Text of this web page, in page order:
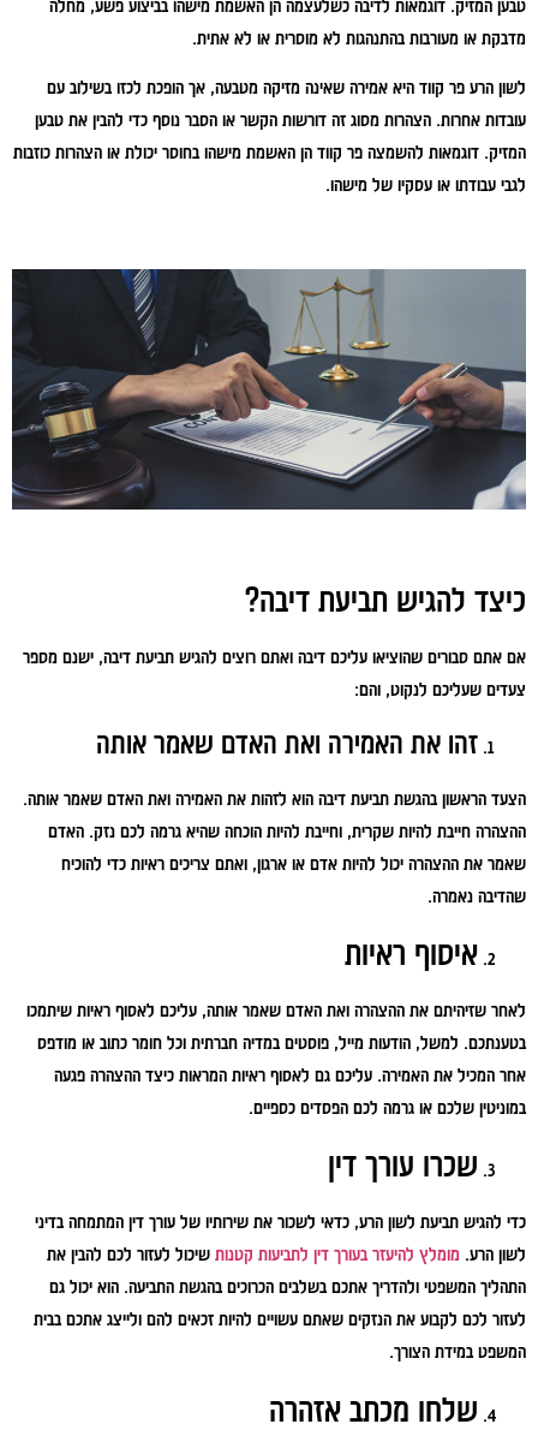
טבען המזיק. דוגמאות לדיבה כשלעצמה הן האשמת מישהו בביצוע פשע, מחלה
מדבקת או מעורבות בהתנהגות לא מוסרית או לא אתית.
לשון הרע פר קווד היא אמירה שאינה מזיקה מטבעה, אך הופכת לכזו בשילוב עם
עובדות אחרות. הצהרות מסוג זה דורשות הקשר או הסבר נוסף כדי להבין את טבען
המזיק. דוגמאות להשמצה פר קווד הן האשמת מישהו בחוסר יכולת או הצהרות כוזבות
לגבי עבודתו או עסקיו של מישהו.
כיצד להגיש תביעת דיבה?
אם אתם סבורים שהוציאו עליכם דיבה ואתם רוצים להגיש תביעת דיבה, ישנם מספר
צעדים שעליכם לנקוט, והם:
זהו את האמירה ואת האדם שאמר אותה
הצעד הראשון בהגשת תביעת דיבה הוא לזהות את האמירה ואת האדם שאמר אותה.
ההצהרה חייבת להיות שקרית, וחייבת להיות הוכחה שהיא גרמה לכם נזק. האדם
שאמר את ההצהרה יכול להיות אדם או ארגון, ואתם צריכים ראיות כדי להוכיח
שהדיבה נאמרה.
איסוף ראיות
לאחר שזיהיתם את ההצהרה ואת האדם שאמר אותה, עליכם לאסוף ראיות שיתמכו
בטענתכם. למשל, הודעות מייל, פוסטים במדיה חברתית וכל חומר כתוב או מודפס
אחר המכיל את האמירה. עליכם גם לאסוף ראיות המראות כיצד ההצהרה פגעה
במוניטין שלכם או גרמה לכם הפסדים כספיים.
שכרו עורך דין
כדי להגיש תביעת לשון הרע, כדאי לשכור את שירותיו של עורך דין המתמחה בדיני
לשון הרע. מומלץ להיעזר בעורך דין לתביעות קטנות שיכול לעזור לכם להבין את
התהליך המשפטי ולהדריך אתכם בשלבים הכרוכים בהגשת התביעה. הוא יכול גם
לעזור לכם לקבוע את הנזקים שאתם עשויים להיות זכאים להם ולייצג אתכם בבית
המשפט במידת הצורך.
שלחו מכתב אזהרה